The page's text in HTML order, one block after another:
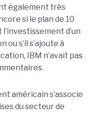
également très
si le plan de 10
d’un
ou s’il s’ajoute à
IBM n’avait pas
américain s’associe
du secteur de